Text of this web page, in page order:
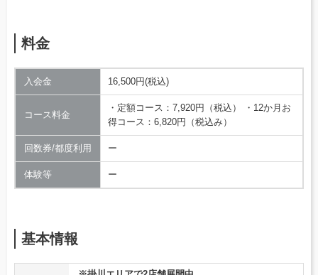
料金
入会金 16,500円(税込)
コース料金
・定額コース：7,920円（税込） ・12か月お
得コース：6,820円（税込み）
回数券/都度利用 ー
体験等 ー
基本情報